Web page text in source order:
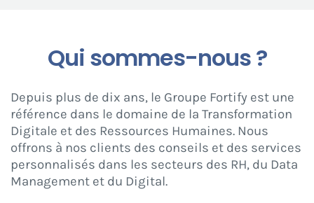
Qui sommes-nous ?
Depuis plus de dix ans, le Groupe Fortify est une
référence dans le domaine de la Transformation
Digitale et des Ressources Humaines. Nous
offrons à nos clients des conseils et des services
personnalisés dans les secteurs des RH, du Data
Management et du Digital.